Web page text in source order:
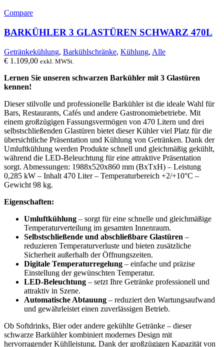
Compare
BARKÜHLER 3 GLASTÜREN SCHWARZ 470L
Getränkekühlung, Barkühlschränke, Kühlung, Alle
€ 1.109,00 exkl. MWSt.
Lernen Sie unseren schwarzen Barkühler mit 3 Glastüren
kennen!
Dieser stilvolle und professionelle Barkühler ist die ideale Wahl für
Bars, Restaurants, Cafés und andere Gastronomiebetriebe. Mit
einem großzügigen Fassungsvermögen von 470 Litern und drei
selbstschließenden Glastüren bietet dieser Kühler viel Platz für die
übersichtliche Präsentation und Kühlung von Getränken. Dank der
Umluftkühlung werden Produkte schnell und gleichmäßig gekühlt,
während die LED-Beleuchtung für eine attraktive Präsentation
sorgt. Abmessungen: 1988x520x860 mm (BxTxH) – Leistung
0,285 kW – Inhalt 470 Liter – Temperaturbereich +2/+10°C –
Gewicht 98 kg.
Eigenschaften:
Umluftkühlung – sorgt für eine schnelle und gleichmäßige
Temperaturverteilung im gesamten Innenraum.
Selbstschließende und abschließbare Glastüren –
reduzieren Temperaturverluste und bieten zusätzliche
Sicherheit außerhalb der Öffnungszeiten.
Digitale Temperaturregelung – einfache und präzise
Einstellung der gewünschten Temperatur.
LED-Beleuchtung – setzt Ihre Getränke professionell und
attraktiv in Szene.
Automatische Abtauung – reduziert den Wartungsaufwand
und gewährleistet einen zuverlässigen Betrieb.
Ob Softdrinks, Bier oder andere gekühlte Getränke – dieser
schwarze Barkühler kombiniert modernes Design mit
hervorragender Kühlleistung. Dank der großzügigen Kapazität von